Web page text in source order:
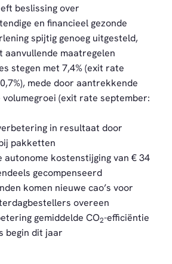
beslissing over
en financieel gezonde
spijtig genoeg uitgesteld,
aanvullende maatregelen
stegen met 7,4% (exit rate
mede door aantrekkende
volumegroei (exit rate september:
in resultaat door
pakketten
autonome kostenstijging van € 34
gecompenseerd
komen nieuwe cao’s voor
overeen
gemiddelde CO2-efficiëntie
begin dit jaar